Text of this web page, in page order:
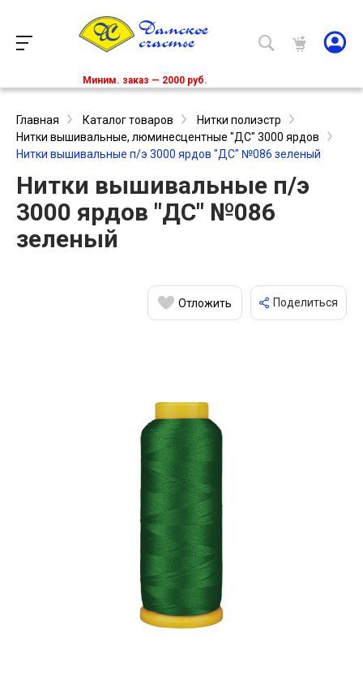
Миним. заказ — 2000 руб.
Главная Каталог товаров
Нитки полиэстр
Нитки вышивальные, люминесцентные "ДС" 3000 ярдов
Нитки вышивальные п/э 3000 ярдов "ДС" №086 зеленый
Нитки вышивальные п/э
3000 ярдов "ДС" №086
зеленый
Отложить Поделиться